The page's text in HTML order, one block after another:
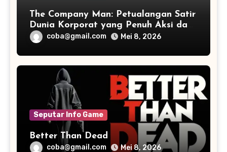
The Company Man: Petualangan Satir
Dunia Korporat yang Penuh Aksi dan
Humorcoba@gmail.com Mei 8, 2026
Seputar Info Game
Better Than Dead
coba@gmail.com Mei 8, 2026